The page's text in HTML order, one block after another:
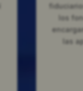
los
las